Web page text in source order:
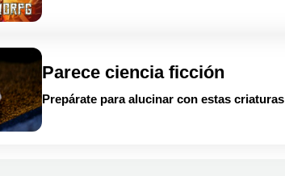
Parece ciencia ficción
Prepárate para alucinar con estas criaturas